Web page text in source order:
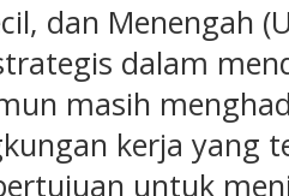
dan Menengah
dalam
masih
kerja yang
untuk